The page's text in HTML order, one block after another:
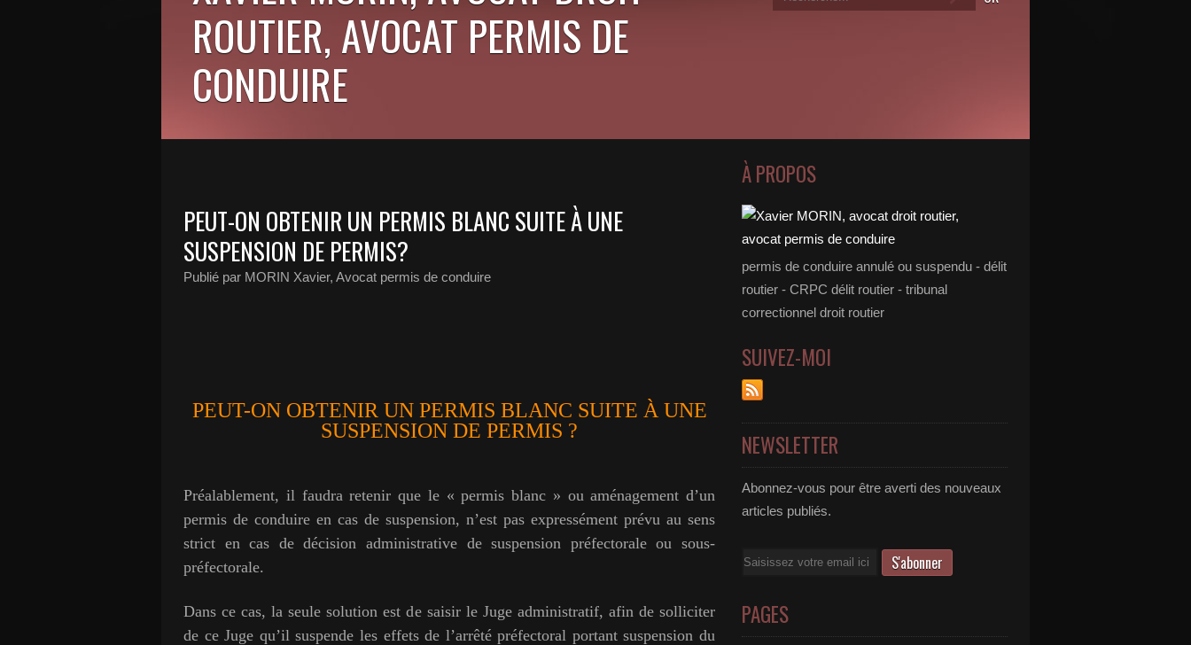
ROUTIER, AVOCAT PERMIS DE
CONDUIRE
PEUT-ON OBTENIR UN PERMIS BLANC SUITE À UNE
SUSPENSION DE PERMIS?
Publié par MORIN Xavier, Avocat permis de conduire
PEUT-ON OBTENIR UN PERMIS BLANC SUITE À UNE
SUSPENSION DE PERMIS ?
Préalablement, il faudra retenir que le « permis blanc » ou aménagement d’un
permis de conduire en cas de suspension, n’est pas expressément prévu au sens
strict en cas de décision administrative de suspension préfectorale ou sous-
préfectorale.
Dans ce cas, la seule solution est de saisir le Juge administratif, afin de solliciter
de ce Juge qu’il suspende les effets de l’arrêté préfectoral portant suspension du
À PROPOS
permis de conduire annulé ou suspendu - délit
routier - CRPC délit routier - tribunal
correctionnel droit routier
SUIVEZ-MOI
NEWSLETTER
Abonnez-vous pour être averti des nouveaux
articles publiés.
Email
PAGES